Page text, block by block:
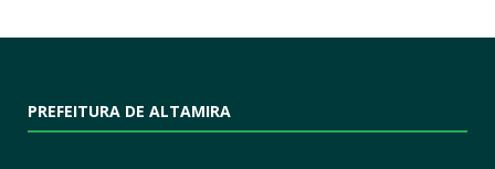
PREFEITURA DE ALTAMIRA